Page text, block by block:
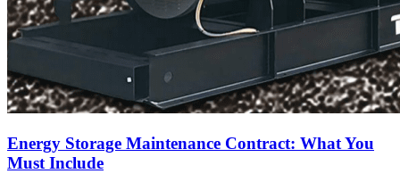
Energy Storage Maintenance Contract: What You
Must Include